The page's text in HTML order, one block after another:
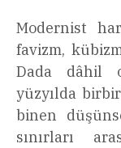
Modernist
favizm,
Dada dâhil
yüzyılda
binen
sınırları